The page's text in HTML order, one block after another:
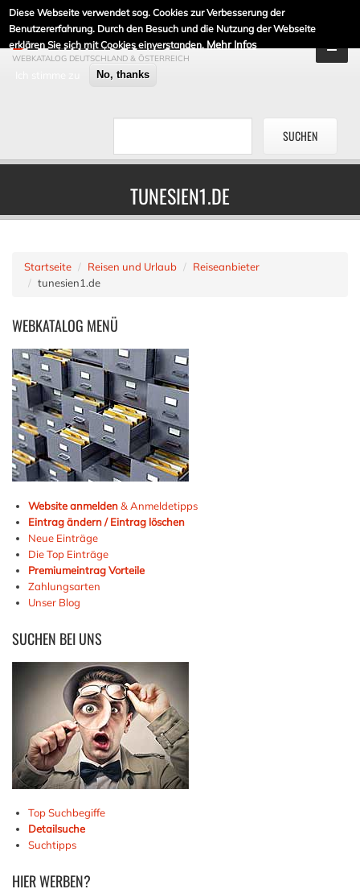
Diese Webseite verwendet sog. Cookies zur Verbesserung der
Benutzererfahrung. Durch den Besuch und die Nutzung der Webseite
erklären Sie sich mit Cookies einverstanden. Mehr Infos
No, thanks
DE-LINKLISTE.DE
WEBKATALOG DEUTSCHLAND & ÖSTERREICH
TUNESIEN1.DE
Startseite Reisen und Urlaub
Reiseanbieter
tunesien1.de
WEBKATALOG MENÜ
Website anmelden& Anmeldetipps
Eintrag ändern / Eintrag löschen
Neue Einträge
Die Top Einträge
Premiumeintrag Vorteile
Zahlungsarten
Unser Blog
SUCHEN BEI UNS
Top Suchbegiffe
Detailsuche
Suchtipps
HIERWERBEN?